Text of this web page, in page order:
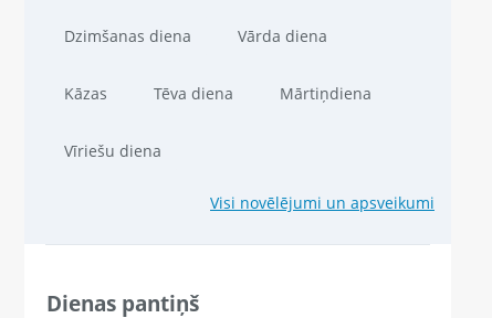
Dzimšanas diena Vārda diena
Kāzas Tēva diena Mārtiņdiena
Vīriešu diena
Visi novēlējumi un apsveikumi
Dienas pantiņš